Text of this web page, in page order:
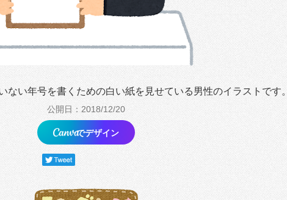
ない年号を書くための白い紙を見せている男性のイラストです。
公開日：2018/12/20
でデザイン